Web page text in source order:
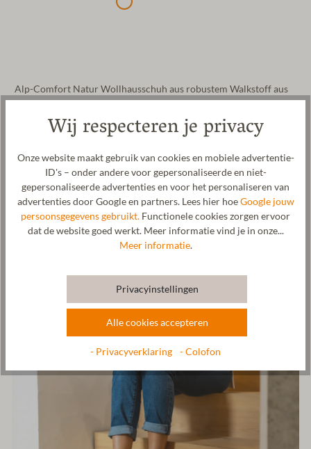
Alp-Comfort Natur Wollhausschuh aus robustem Walkstoff aus
Shetland-Wolle für Damen und Herren. Das Obermaterial dieses
Hausschuhs besteht aus Bio Schafwolle des Shetlandschafs,
welches auf den rauen Shetlandinseln beheimatet ist. Die
natürlichen Halt bei jedem Schritt. Eine anatomisch geformte
Einlegesohle aus Kork entspannt deine Füße und sorgt für ein
besonders komfortables Tragegefühl dieses Hausschuhs. Der
Einstieg des Wollhausschuhs ist mir einer Wollborte eingefasst.
Das Gottstein Logo geprägt auf vegetabil gegerbten Ledern ziert
den Einstieg des Hausschuhs zusätzlich. Der Walkstoff sowie die
Laufsohle werden in unserer Manufaktur in Tirol gefertigt.
Hersteller: Gottstein GmbH, Industriestraße 31, 6430 Ötztal-
office@gottstein.at
Wij respecteren je privacy
Onze website maakt gebruik van cookies en mobiele advertentie-
ID's – onder andere voor gepersonaliseerde en niet-
gepersonaliseerde advertenties en voor het personaliseren van
advertenties door Google en partners. Lees hier hoeGoogle jouw
persoonsgegevens gebruikt. Functionele cookies zorgen ervoor
dat de website goed werkt. Meer informatie vind je in onze...
Meer informatie.
Privacyinstellingen
Alle cookies accepteren
- Privacyverklaring - Colofon